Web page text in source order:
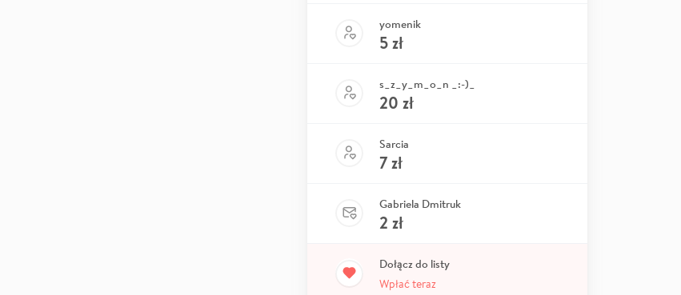
yomenik
5zł
s_z_y_m_o_n _:-)_
20 zł
Sarcia
7zł
Gabriela Dmitruk
2 zł
Dołącz do listy
Wpłać teraz